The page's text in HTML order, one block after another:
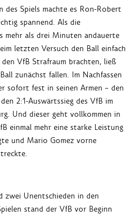
Spiels machte es Ron-Robert
spannend. Als die
mehr als drei Minuten andauerte
letzten Versuch den Ball einfach
VfB Strafraum brachten, ließ
zunächst fallen. Im Nachfassen
sofort fest in seinen Armen – den
2:1-Auswärtssieg des VfB im
Und dieser geht vollkommen in
einmal mehr eine starke Leistung
und Mario Gomez vorne
zwei Unentschieden in den
stand der VfB vor Beginn